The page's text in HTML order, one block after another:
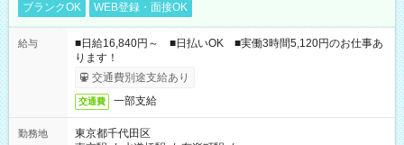
ブランクOK
WEB登録・面接OK
給与
■日給16,840円～ ■日払いOK ■実働3時間5,120円のお仕事あ
ります！
交通費別途支給あり
交通費 一部支給
勤務地
東京都千代田区